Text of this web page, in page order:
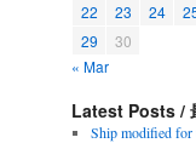
22
23 24
29
30
« Mar
Latest Posts /
Ship modified for